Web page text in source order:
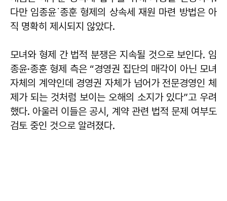
다만 임종윤˙종훈 형제의 상속세 재원 마련 방법은 아
직 명확히 제시되지 않았다.
모녀와 형제 간 법적 분쟁은 지속될 것으로 보인다. 임
종윤·종훈 형제 측은 “경영권 집단의 매각이 아닌 모녀
자체의 계약인데 경영권 자체가 넘어가 전문경영인 체
제가 되는 것처럼 보이는 오해의 소지가 있다”고 우려
했다. 아울러 이들은 공시, 계약 관련 법적 문제 여부도
검토 중인 것으로 알려졌다.